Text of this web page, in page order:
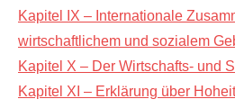
Kapitel IX – Internationale
wirtschaftlichem und sozialem
Kapitel X – Der Wirtschafts- und
Kapitel XI – Erklärung über